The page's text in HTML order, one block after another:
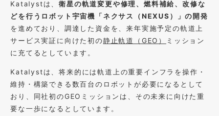
Katalystは、衛星の軌道変更や修理、燃料補給、改修な
どを行うロボット宇宙機「ネクサス（NEXUS）」の開発
を進めており、調達した資金を、来年実施予定の軌道上
サービス実証に向けた初の静止軌道（GEO）
ミッション
に充てるとしています。
Katalystは、将来的には軌道上の重要インフラを操作・
維持・構築できる数百台のロボットが必要になるとして
おり、同社初のGEOミッションは、その未来に向けた重
要な一歩になるとしています。